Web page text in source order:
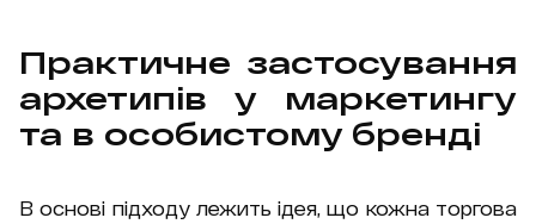
Практичне застосування
архетипів у маркетингу
та в особистому бренді
В основі підходу лежить ідея, що кожна торгова